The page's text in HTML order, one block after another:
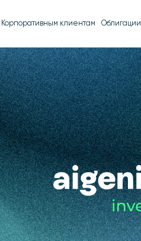
Корпоративным клиентам Облигации